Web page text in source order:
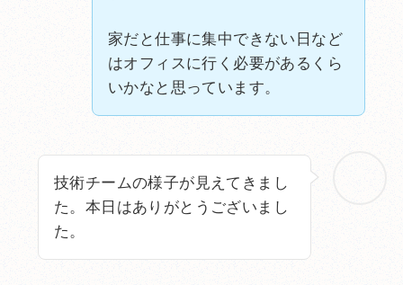
家だと仕事に集中できない日など
はオフィスに行く必要があるくら
いかなと思っています。
技術チームの様子が見えてきまし
た。本日はありがとうございまし
た。